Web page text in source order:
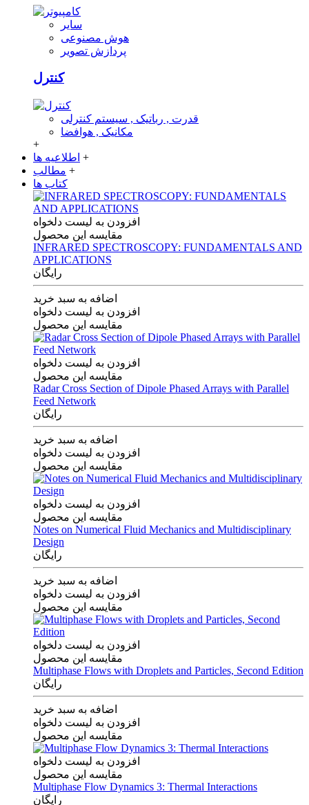
سایر
هوش مصنوعی
پردازش تصویر
کنترل
قدرت , رباتیک , سیستم کنترلی
مکانیک , هوافضا
+
اطلاعیه ها +
مطالب +
کتاب ها
افزودن به لیست دلخواه
مقایسه این محصول
INFRARED SPECTROSCOPY: FUNDAMENTALS AND
APPLICATIONS
رایگان
اضافه به سبد خرید
افزودن به لیست دلخواه
مقایسه این محصول
افزودن به لیست دلخواه
مقایسه این محصول
Radar Cross Section of Dipole Phased Arrays with Parallel
Feed Network
رایگان
اضافه به سبد خرید
افزودن به لیست دلخواه
مقایسه این محصول
افزودن به لیست دلخواه
مقایسه این محصول
Notes on Numerical Fluid Mechanics and Multidisciplinary
Design
رایگان
اضافه به سبد خرید
افزودن به لیست دلخواه
مقایسه این محصول
افزودن به لیست دلخواه
مقایسه این محصول
Multiphase Flows with Droplets and Particles, Second Edition
رایگان
اضافه به سبد خرید
افزودن به لیست دلخواه
مقایسه این محصول
افزودن به لیست دلخواه
مقایسه این محصول
Multiphase Flow Dynamics 3: Thermal Interactions
رایگان